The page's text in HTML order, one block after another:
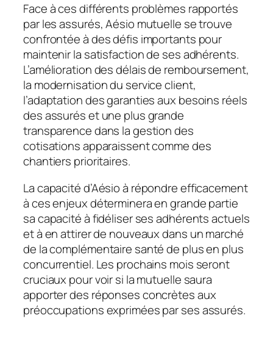
Face à ces différents problèmes rapportés
par les assurés, Aésio mutuelle se trouve
confrontée à des défis importants pour
maintenir la satisfaction de ses adhérents.
L’amélioration des délais de remboursement,
la modernisation du service client,
l’adaptation des garanties aux besoins réels
des assurés et une plus grande
transparence dans la gestion des
cotisations apparaissent comme des
chantiers prioritaires.
La capacité d’Aésio à répondre efficacement
à ces enjeux déterminera en grande partie
sa capacité à fidéliser ses adhérents actuels
et à en attirer de nouveaux dans un marché
de la complémentaire santé de plus en plus
concurrentiel. Les prochains mois seront
cruciaux pour voir si la mutuelle saura
apporter des réponses concrètes aux
préoccupations exprimées par ses assurés.